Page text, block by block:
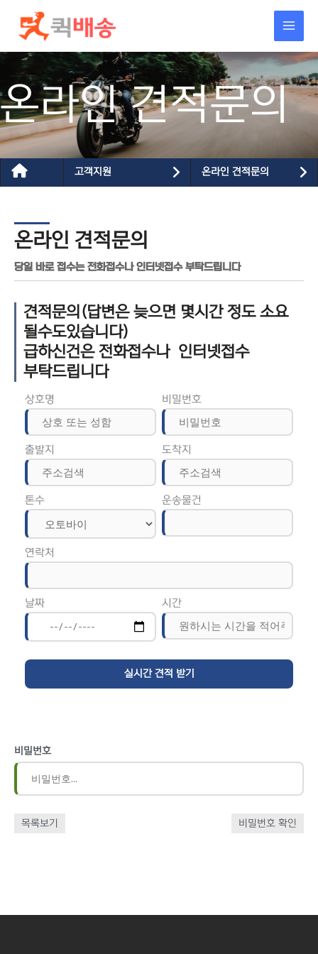
건너뛰기
온라인 견적문의
고객지원 온라인 견적문의
온라인 견적문의
당일 바로 접수는 전화접수나 인터넷접수 부탁드립니다
견적문의(답변은 늦으면 몇시간 정도 소요
될수도있습니다)
급하신건은 전화접수나 인터넷접수
부탁드립니다
상호명 비밀번호
출발지 도착지
톤수 운송물건
연락처
날짜 시간
비밀번호
목록보기 비밀번호 확인